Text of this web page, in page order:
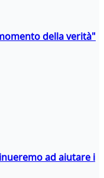
della verità"
ad aiutare i